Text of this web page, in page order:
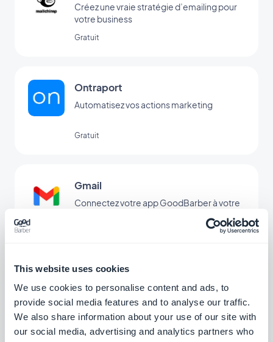
This website uses cookies
We use cookies to personalise content and ads, to
provide social media features and to analyse our traffic.
We also share information about your use of our site with
our social media, advertising and analytics partners who
Créez une vraie stratégie d’emailing pour
votre business
Gratuit
Ontraport
Automatisez vos actions marketing
Gratuit
Gmail
Connectez votre app GoodBarber à votre
Microsoft Outlook
Connectez votre app GoodBarber à votre
messagerie Outlook
Gratuit